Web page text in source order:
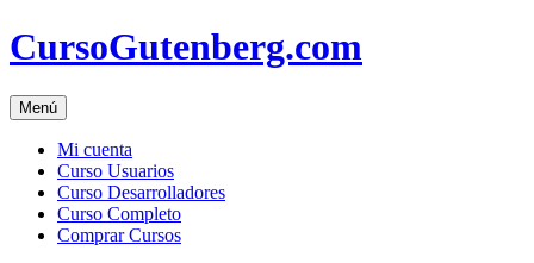
Skip
to
CursoGutenberg.com
Menú
Mi cuenta
Curso Usuarios
Curso Desarrolladores
Curso Completo
Comprar Cursos